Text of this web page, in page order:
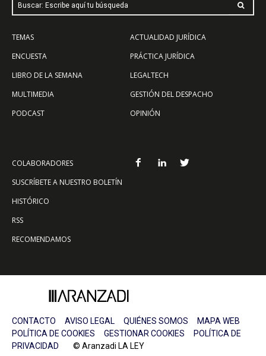
Buscar: Escribe aquí tu búsqueda
TEMAS
ENCUESTA
LIBRO DE LA SEMANA
MULTIMEDIA
PODCAST
ACTUALIDAD JURÍDICA
PRÁCTICA JURÍDICA
LEGALTECH
GESTIÓN DEL DESPACHO
OPINIÓN
COLABORADORES
SUSCRÍBETE A NUESTRO BOLETÍN
HISTÓRICO
RSS
RECOMENDAMOS
CONTACTO AVISO LEGAL QUIÉNES SOMOS
MAPA WEB
POLÍTICA DE COOKIES
GESTIONAR COOKIES
POLÍTICA DE
PRIVACIDAD © Aranzadi LA LEY